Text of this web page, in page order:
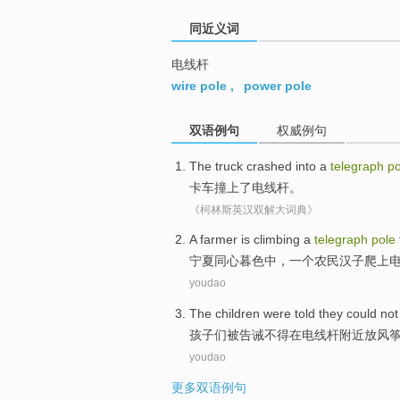
同近义词
电线杆
wire pole , power pole
双语例句 权威例句
The truck crashed into a telegraph
卡车撞上了电线杆。
《柯林斯英汉双解大词典》
A farmer is climbing a telegraph pole
宁夏同心暮色中， 一个农民汉子爬上
youdao
The children were told they could
孩子们被告诫不得在电线杆附近放风
youdao
更多双语例句